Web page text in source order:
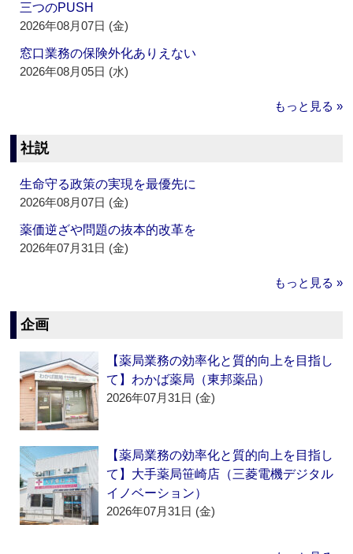
三つのPUSH
2026年08月07日 (金)
窓口業務の保険外化ありえない
2026年08月05日 (水)
もっと見る »
社説
生命守る政策の実現を最優先に
2026年08月07日 (金)
薬価逆ざや問題の抜本的改革を
2026年07月31日 (金)
もっと見る »
企画
【薬局業務の効率化と質的向上を目指し
て】わかば薬局（東邦薬品）
2026年07月31日 (金)
【薬局業務の効率化と質的向上を目指し
て】大手薬局笹崎店（三菱電機デジタル
イノベーション）
2026年07月31日 (金)